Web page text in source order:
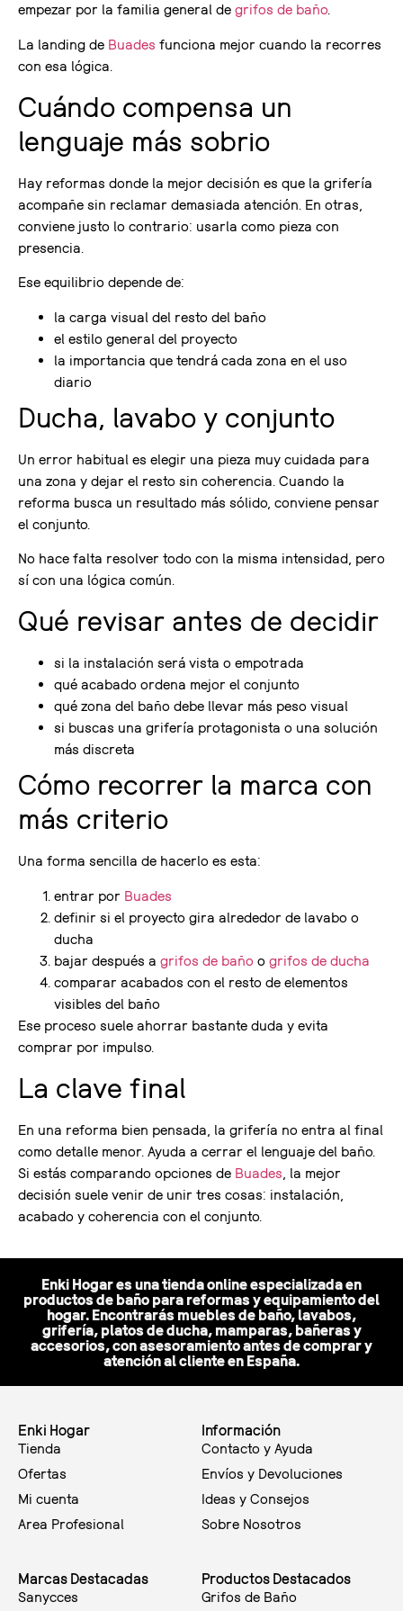
empezar por la familia general de grifos de baño.
La landing de Buades funciona mejor cuando la recorres
con esa lógica.
Cuándo compensa un
lenguaje más sobrio
Hay reformas donde la mejor decisión es que la grifería
acompañe sin reclamar demasiada atención. En otras,
conviene justo lo contrario: usarla como pieza con
presencia.
Ese equilibrio depende de:
la carga visual del resto del baño
el estilo general del proyecto
la importancia que tendrá cada zona en el uso
diario
Ducha, lavabo y conjunto
Un error habitual es elegir una pieza muy cuidada para
una zona y dejar el resto sin coherencia. Cuando la
reforma busca un resultado más sólido, conviene pensar
el conjunto.
No hace falta resolver todo con la misma intensidad, pero
sí con una lógica común.
Qué revisar antes de decidir
si la instalación será vista o empotrada
qué acabado ordena mejor el conjunto
qué zona del baño debe llevar más peso visual
si buscas una grifería protagonista o una solución
más discreta
Cómo recorrer la marca con
más criterio
Una forma sencilla de hacerlo es esta:
entrar por Buades
definir si el proyecto gira alrededor de lavabo o
ducha
bajar después a grifos de baño o grifos de ducha
comparar acabados con el resto de elementos
visibles del baño
Ese proceso suele ahorrar bastante duda y evita
comprar por impulso.
La clave final
En una reforma bien pensada, la grifería no entra al final
como detalle menor. Ayuda a cerrar el lenguaje del baño.
Si estás comparando opciones de Buades , la mejor
decisión suele venir de unir tres cosas: instalación,
acabado y coherencia con el conjunto.
Enki Hogar es una tienda online especializada en
productos de baño para reformas y equipamiento del
hogar. Encontrarás muebles de baño, lavabos,
grifería, platos de ducha, mamparas, bañeras y
accesorios, con asesoramiento antes de comprar y
atención al cliente en España.
Enki Hogar
Tienda
Ofertas
Mi cuenta
Area Profesional
Información
Contacto y Ayuda
Envíos y Devoluciones
Ideas y Consejos
Sobre Nosotros
Marcas Destacadas
Sanycces
Productos Destacados
Grifos de Baño